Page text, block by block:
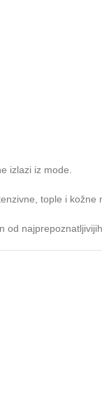
izlazi iz mode.
tople i
od